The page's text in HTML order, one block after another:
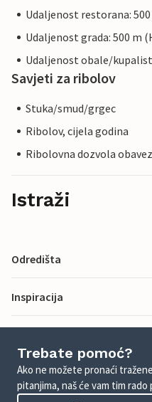
Udaljenost restorana:
Udaljenost grada: 500 m
Udaljenost obale/
Savjeti za ribolov
Stuka/smud/grgec
Ribolov, cijela godina
Ribolovna dozvola
Istraži
Odredišta
Inspiracija
Trebate pomoć?
Ako ne možete pronaći
pitanjima, naš će vam tim rado